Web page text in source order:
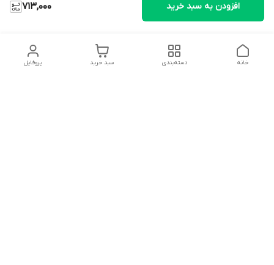
713,000 افزودن به سبد خرید
پروفایل سبد خرید دسته‌بندی خانه